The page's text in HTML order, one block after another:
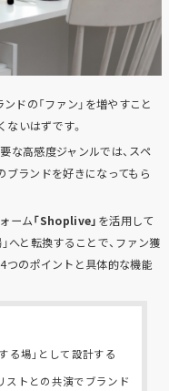
ドの「ファン」を増やすこと
いはずです。
な高感度ジャンルでは、スペ
ブランドを好きになってもら
ーム「Shoplive」 を活用して
へと転換することで、ファン獲
つのポイントと具体的な機能
る場」として設計する
ストとの共演でブランド